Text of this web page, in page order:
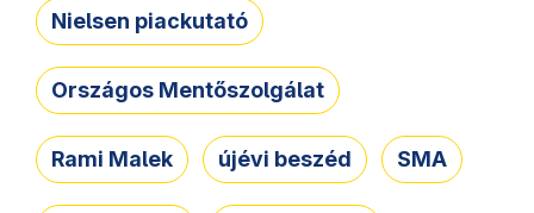
Nielsen piackutató
Országos Mentőszolgálat
Rami Malek újévi beszéd SMA